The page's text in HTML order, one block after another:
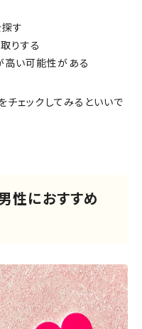
す
りする
高い可能性がある
チェックしてみるといいで
性におすすめ